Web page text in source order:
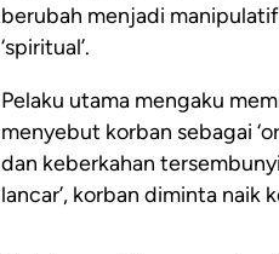
berubah menjadi
‘spiritual’.
Pelaku utama mengaku
menyebut korban sebagai
dan keberkahan
lancar’, korban diminta naik